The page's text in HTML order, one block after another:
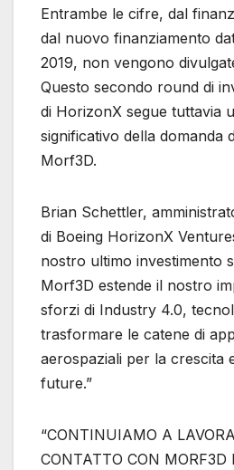
Entrambe le cifre, dal
dal nuovo finanziamento
2019, non vengono
Questo secondo round di
di HorizonX segue tuttavia
significativo della domanda
Morf3D.
Brian Schettler,
di Boeing HorizonX
nostro ultimo investimento
Morf3D estende il nostro
sforzi di Industry 4.0,
trasformare le catene di
aerospaziali per la crescita
future.”
“CONTINUIAMO A
CONTATTO CON MORF3D